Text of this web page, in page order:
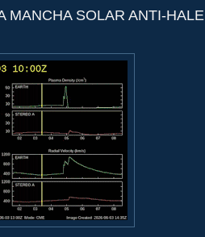
MANCHA SOLAR ANTI-HALE